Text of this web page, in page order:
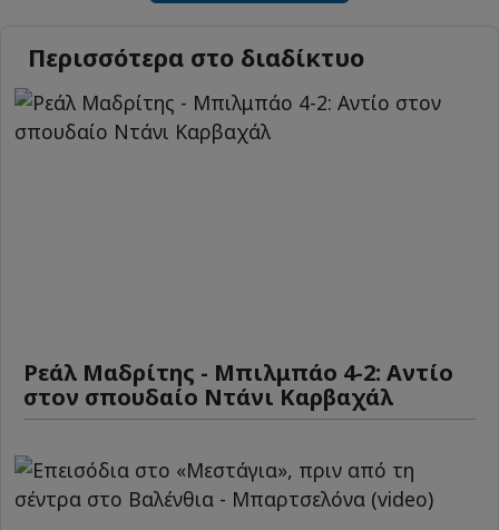
Περισσότερα στο διαδίκτυο
Ρεάλ Μαδρίτης - Μπιλμπάο 4-2: Αντίο
στον σπουδαίο Ντάνι Καρβαχάλ